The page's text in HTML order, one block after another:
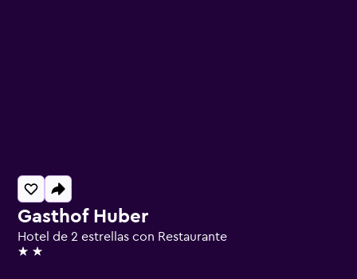
Gasthof Huber
Hotel de 2 estrellas con Restaurante
2 estrellas